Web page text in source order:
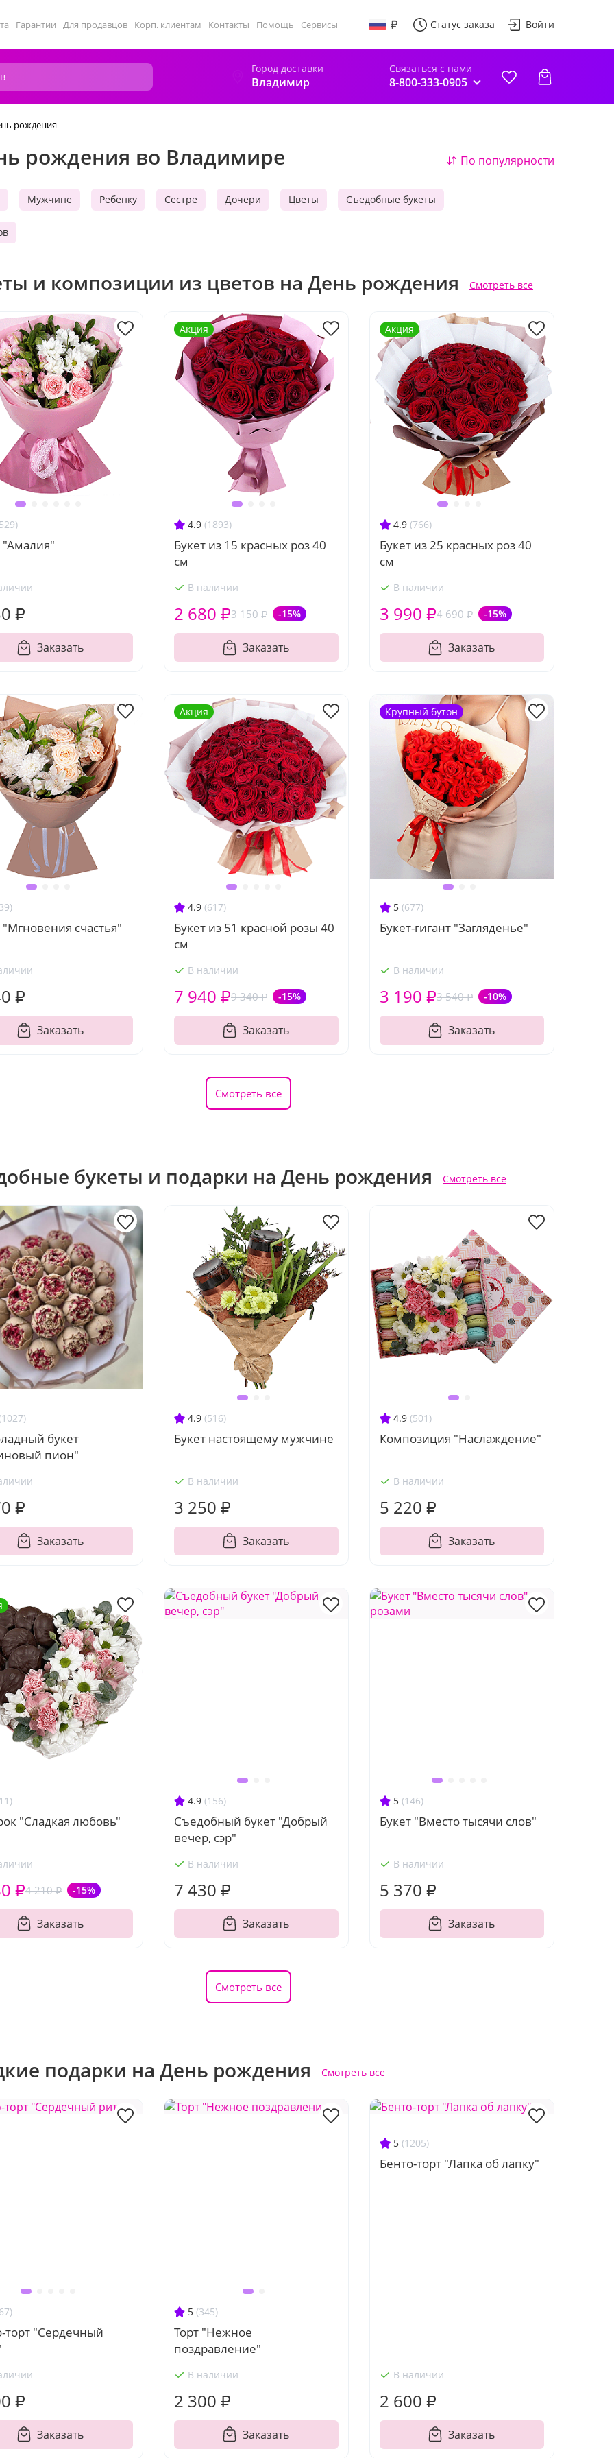
Гарантии Для продавцов Корп. клиентам Контакты Помощь Сервисы Статус заказа Войти
Город доставки
Владимир
Связаться с нами
8-800-333-0905
рождения
рождения во Владимире По популярности
Мужчине Ребенку Сестре Дочери Цветы Съедобные букеты
и композиции из цветов на День рождения Смотреть все
"Амалия"
₽
Заказать
4.9 (1893)
Букет из 15 красных роз 40
см
В наличии
3 150 ₽ -15%
2 680 ₽
Заказать
Акция
4.9 (766)
Букет из 25 красных роз 40
см
В наличии
4 690 ₽ -15%
3 990 ₽
Заказать
Акция
"Мгновения счастья"
₽
Заказать
4.9 (617)
Букет из 51 красной розы 40
см
В наличии
9 340 ₽ -15%
7 940 ₽
Заказать
Акция
5 (677)
Букет-гигант "Загляденье"
В наличии
3 540 ₽ -10%
3 190 ₽
Заказать
Крупный бутон
Смотреть все
букеты и подарки на День рождения Смотреть все
букет
пион"
₽
Заказать
4.9 (516)
Букет настоящему мужчине
В наличии
3 250 ₽
Заказать
4.9 (501)
Композиция "Наслаждение"
В наличии
5 220 ₽
Заказать
"Сладкая любовь"
4 210 ₽ -15%
₽
Заказать
4.9 (156)
Съедобный букет "Добрый
вечер, сэр"
В наличии
7 430 ₽
Заказать
5 (146)
Букет "Вместо тысячи слов"
В наличии
5 370 ₽
Заказать
Смотреть все
подарки на День рождения Смотреть все
торт "Сердечный
₽
Заказать
5 (345)
Торт "Нежное
поздравление"
В наличии
2 300 ₽
Заказать
5 (1205)
Бенто-торт "Лапка об лапку"
В наличии
2 600 ₽
Заказать